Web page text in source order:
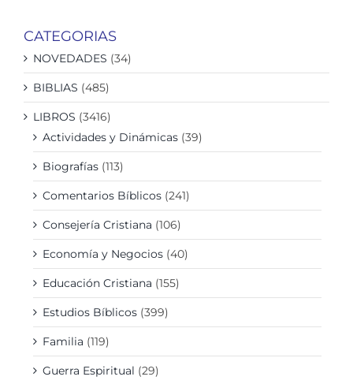
CATEGORIAS
NOVEDADES (34)
BIBLIAS (485)
LIBROS (3416)
Actividades y Dinámicas (39)
Biografías (113)
Comentarios Bíblicos (241)
Consejería Cristiana (106)
Economía y Negocios (40)
Educación Cristiana (155)
Estudios Bíblicos (399)
Familia (119)
Guerra Espiritual (29)